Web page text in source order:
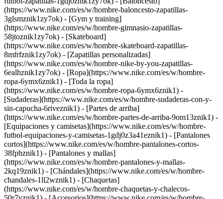
(https://www.nike.com/es/w/hombre-baloncesto-zapatillas-
3glsmznik1zy7ok) - [Gym y training]
(https://www.nike.com/es/w/hombre-gimnasio-zapatillas-
58jtoznik1zy7ok) - [Skateboard]
(https://www.nike.com/es/w/hombre-skateboard-zapatillas-
8mfrfznik1zy7ok) - [Zapatillas personalizadas]
(https://www.nike.com/es/w/hombre-nike-by-you-zapatillas-
6ealhznik1zy7ok) - [Ropa](https://www.nike.com/es/w/hombre-
ropa-6ymx6znik1) - [Toda la ropa]
(https://www.nike.com/es/w/hombre-ropa-6ymx6znik1) -
[Sudaderas](https://www.nike.com/es/w/hombre-sudaderas-con-y-
sin-capucha-6riveznik1) - [Partes de arriba]
(https://www.nike.com/es/w/hombre-partes-de-arriba-9om13znik1) -
[Equipaciones y camisetas](https://www.nike.com/es/w/hombre-
futbol-equipaciones-y-camisetas-1gdj0z3a41eznik1) - [Pantalones
cortos](https://www.nike.com/es/w/hombre-pantalones-cortos-
38fphznik1) - [Pantalones y mallas]
(https://www.nike.com/es/w/hombre-pantalones-y-mallas-
2kq19znik1) - [Chándales](https://www.nike.com/es/w/hombre-
chandales-1ll2wznik1) - [Chaquetas]
(https://www.nike.com/es/w/hombre-chaquetas-y-chalecos-